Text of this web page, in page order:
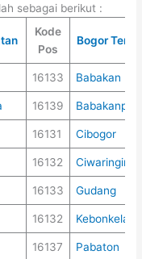
sebagai berikut :
Kode
Pos
Bogor
16133 Babakan
16139
16131 Cibogor
16132 Ciwaringin
16133 Gudang
16132 Kebonkelapa
16137 Pabaton